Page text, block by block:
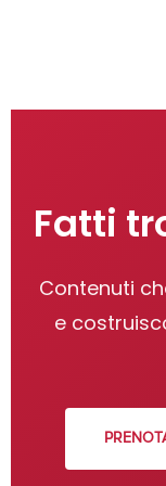
Fatti
Contenuti
e